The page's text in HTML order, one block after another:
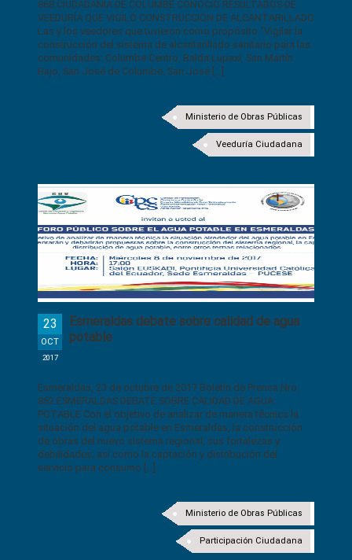
868 CIUDADANÍA DE COLUMBE CONOCIÓ RESULTADOS DE
VEEDURÍA QUE VIGILÓ CONSTRUCCIÓN DE ALCANTARILLADO
Las y los veedores que tuvieron como propósito “Vigilar la
construcción del sistema de alcantarillado sanitario para las
comunidades: Columbe Centro, Balda Lupaxí, San Martín
Bajo, San José de Columbe, San José […]
Ministerio de Obras Públicas
Veeduría Ciudadana
Esmeraldas debate sobre calidad de agua
potable
23
OCT
2017
Esmeraldas, 23 de octubre de 2017 Boletín de Prensa Nro.
852 ESMERALDAS DEBATE SOBRE CALIDAD DE AGUA
POTABLE Con el objetivo de analizar de manera técnica la
situación del agua potable en Esmeraldas, la construcción
de obras del nuevo sistema regional, sus fortalezas y
debilidades; así como la captación y distribución del
servicio para consumo […]
Ministerio de Obras Públicas
Participación Ciudadana